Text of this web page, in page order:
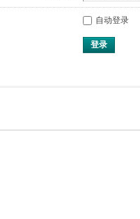
自动登录
登录